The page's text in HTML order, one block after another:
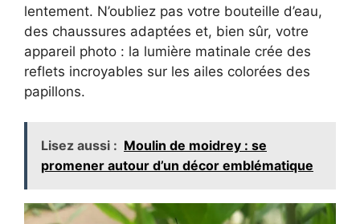
lentement. N’oubliez pas votre bouteille d’eau,
des chaussures adaptées et, bien sûr, votre
appareil photo : la lumière matinale crée des
reflets incroyables sur les ailes colorées des
papillons.
Lisez aussi : Moulin de moidrey : se
promener autour d’un décor emblématique